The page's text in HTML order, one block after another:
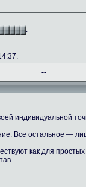
.
--
индивидуальной
Все остальное —
как для простых